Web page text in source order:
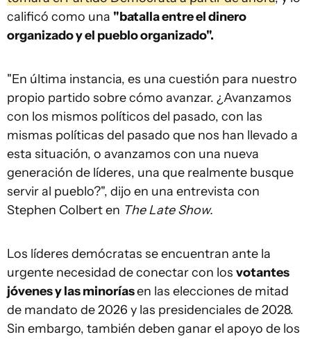
calificó como una "batalla entre el dinero
organizado y el pueblo organizado".
"En última instancia, es una cuestión para nuestro
propio partido sobre cómo avanzar. ¿Avanzamos
con los mismos políticos del pasado, con las
mismas políticas del pasado que nos han llevado a
esta situación, o avanzamos con una nueva
generación de líderes, una que realmente busque
servir al pueblo?", dijo en una entrevista con
Stephen Colbert en The Late Show.
Los líderes demócratas se encuentran ante la
urgente necesidad de conectar con los votantes
jóvenes y las minoríasen las elecciones de mitad
de mandato de 2026 y las presidenciales de 2028.
Sin embargo, también deben ganar el apoyo de los